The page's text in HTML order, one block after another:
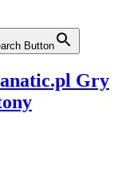
Button
Gry